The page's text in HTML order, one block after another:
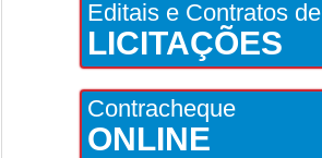
Editais e Contratos de
LICITAÇÕES
Contracheque
ONLINE